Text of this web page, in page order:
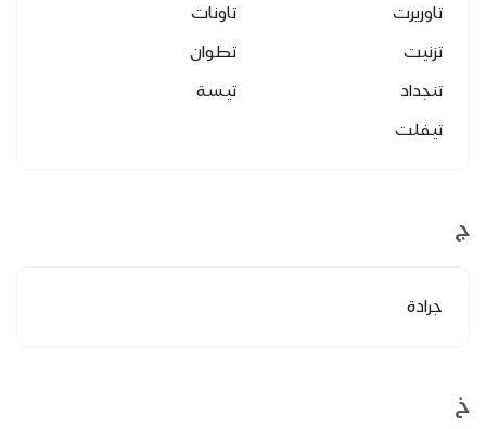
تاوريرت
تاونات
تزنيت
تطوان
تنجداد
تيسة
تيفلت
ج
جرادة
خ